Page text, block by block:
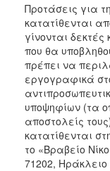
Προτάσεις για
κατατίθενται
γίνονται
που θα
πρέπει να
εργογραφικά
υποψηφίων (τα
αποστολείς
κατατίθενται
το «Βραβείο
71202, Ηράκλειο